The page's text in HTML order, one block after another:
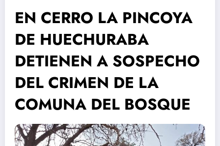
EN CERRO LA PINCOYA
DE HUECHURABA
DETIENEN A SOSPECHO
DEL CRIMEN DE LA
COMUNA DEL BOSQUE